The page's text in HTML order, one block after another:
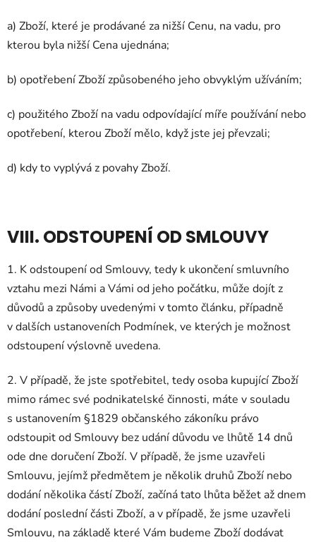
a) Zboží, které je prodávané za nižší Cenu, na vadu, pro
kterou byla nižší Cena ujednána;
b) opotřebení Zboží způsobeného jeho obvyklým užíváním;
c) použitého Zboží na vadu odpovídající míře používání nebo
opotřebení, kterou Zboží mělo, když jste jej převzali;
d) kdy to vyplývá z povahy Zboží.
VIII. ODSTOUPENÍ OD SMLOUVY
1. K odstoupení od Smlouvy, tedy k ukončení smluvního
vztahu mezi Námi a Vámi od jeho počátku, může dojít z
důvodů a způsoby uvedenými v tomto článku, případně
v dalších ustanoveních Podmínek, ve kterých je možnost
odstoupení výslovně uvedena.
2. V případě, že jste spotřebitel, tedy osoba kupující Zboží
mimo rámec své podnikatelské činnosti, máte v souladu
s ustanovením §1829 občanského zákoníku právo
odstoupit od Smlouvy bez udání důvodu ve lhůtě 14 dnů
ode dne doručení Zboží. V případě, že jsme uzavřeli
Smlouvu, jejímž předmětem je několik druhů Zboží nebo
dodání několika částí Zboží, začíná tato lhůta běžet až dnem
dodání poslední části Zboží, a v případě, že jsme uzavřeli
Smlouvu, na základě které Vám budeme Zboží dodávat